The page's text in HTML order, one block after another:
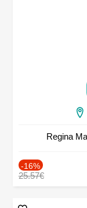
Regina
-16%
25.57€